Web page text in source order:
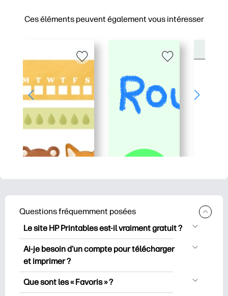
Ces éléments peuvent également vous intéresser
Questions fréquemment posées
Le site HP Printables est-il vraiment gratuit ?
HP Printables propose plus de 2500
documents imprimables gratuits à
télécharger et à imprimer. Découvrez
des pages de coloriage populaires, des
fiches d’apprentissage ludiques, des
Ai-je besoin d'un compte pour télécharger
et imprimer ?
Vous pouvez explorer et imprimer sans
Que sont les « Favoris » ?